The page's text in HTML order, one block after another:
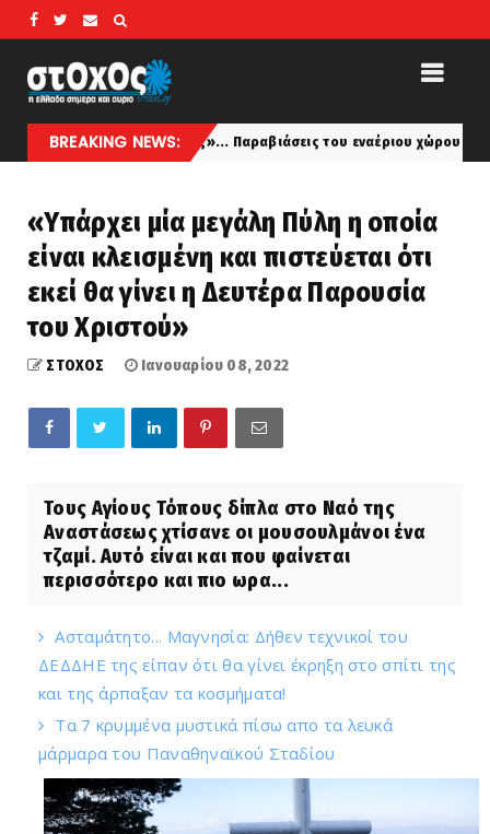
BREAKING NEWS:
Παραβιάσεις του εναέριου χώρου και εμπλοκή με
«Υπάρχει μία μεγάλη Πύλη η οποία
είναι κλεισμένη και πιστεύεται ότι
εκεί θα γίνει η Δευτέρα Παρουσία
του Χριστού»
ΣΤΟΧΟΣ Ιανουαρίου 08, 2022
Τους Αγίους Τόπους δίπλα στο Ναό της
Αναστάσεως χτίσανε οι μουσουλμάνοι ένα
τζαμί. Αυτό είναι και που φαίνεται
περισσότερο και πιο ωρα...
Ασταμάτητο... Μαγνησία: Δήθεν τεχνικοί του
ΔΕΔΔΗΕ της είπαν ότι θα γίνει έκρηξη στο σπίτι της
και της άρπαξαν τα κοσμήματα!
Τα 7 κρυμμένα μυστικά πίσω απο τα λευκά
μάρμαρα του Παναθηναϊκού Σταδίου